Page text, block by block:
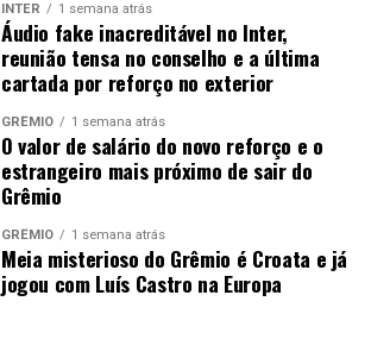
INTER 1 semana atrás
Áudio fake inacreditável no Inter,
reunião tensa no conselho e a última
cartada por reforço no exterior
GRÊMIO 1 semana atrás
O valor de salário do novo reforço e o
estrangeiro mais próximo de sair do
Grêmio
GRÊMIO 1 semana atrás
Meia misterioso do Grêmio é Croata e já
jogou com Luís Castro na Europa